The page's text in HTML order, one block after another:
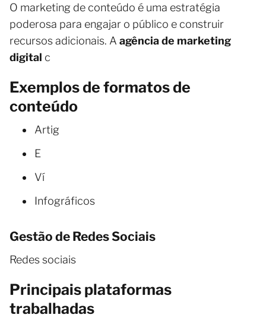
O marketing de conteúdo é uma estratégia
poderosa para engajar o público e construir
recursos adicionais. A agência de marketing
digital c
Exemplos de formatos de
conteúdo
Artig
E
Ví
Infográficos
Gestão de Redes Sociais
Redes sociais
Principais plataformas
trabalhadas